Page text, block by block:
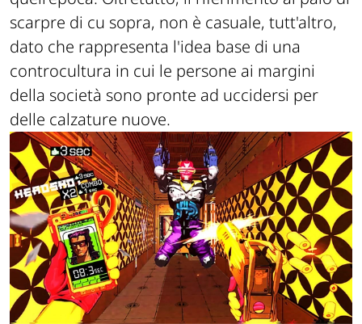
scarpre di cu sopra, non è casuale, tutt'altro,
dato che rappresenta l'idea base di una
controcultura in cui le persone ai margini
della società sono pronte ad uccidersi per
delle calzature nuove.